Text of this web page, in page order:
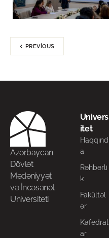
PREVIOUS
Azərbaycan
Dövlət
Mədəniyyət
və İncəsənət
Universiteti
Univers
itet
Haqqınd
a
Rəhbərli
k
Fakültəl
ər
Kafedral
ar